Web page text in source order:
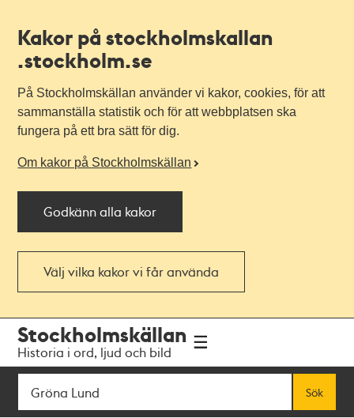
Kakor på stockholmskallan
.stockholm.se
På Stockholmskällan använder vi kakor, cookies, för att
sammanställa statistik och för att webbplatsen ska
fungera på ett bra sätt för dig.
Om kakor på Stockholmskällan
Godkänn alla kakor
Välj vilka kakor vi får använda
navigationen
huvudinnehållet
Stockholmskällan
Historia i ord, ljud och bild
Sök
Sök